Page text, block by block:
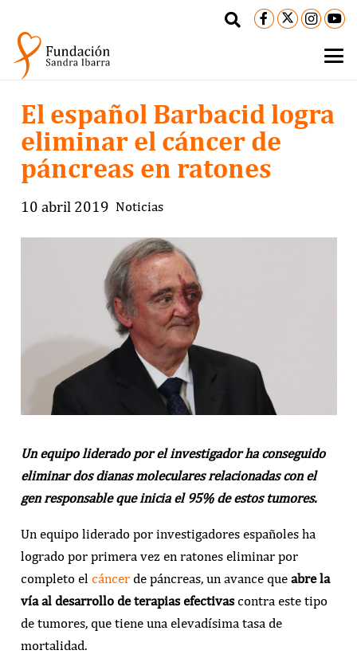
El español Barbacid logra
eliminar el cáncer de
páncreas en ratones
10 abril 2019 Noticias
Un equipo liderado por el investigador ha conseguido
eliminar dos dianas moleculares relacionadas con el
gen responsable que inicia el 95% de estos tumores.
Un equipo liderado por investigadores españoles ha
logrado por primera vez en ratones eliminar por
completo el cáncerde páncreas, un avance que abre la
vía al desarrollo de terapias efectivascontra este tipo
de tumores, que tiene una elevadísima tasa de
mortalidad.